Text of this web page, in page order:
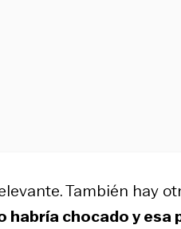
También hay
habría chocado y